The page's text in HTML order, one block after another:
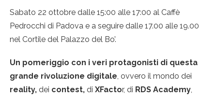
Sabato 22 ottobre dalle 15:00 alle 17:00 al Caffè
Pedrocchi di Padova e a seguire dalle 17.00 alle 19.00
nel Cortile del Palazzo del Bo’.
Un pomeriggio con i veri protagonisti di questa
grande rivoluzione digitale, ovvero il mondo dei
reality, dei contest, di XFactor, di RDS Academy,